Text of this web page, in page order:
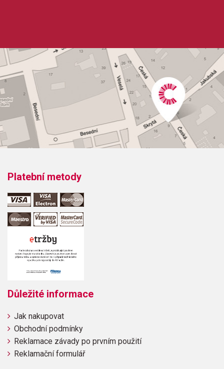
Platební metody
Důležité informace
Jak nakupovat
Obchodní podmínky
Reklamace závady po prvním použití
Reklamační formulář